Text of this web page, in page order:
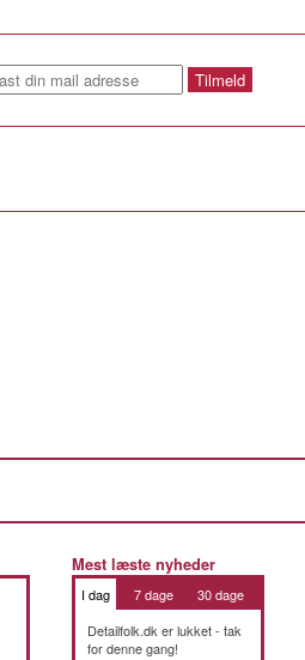
Mest læste nyheder
I dag 7 dage
30 dage
Detailfolk.dk er lukket - tak
for denne gang!